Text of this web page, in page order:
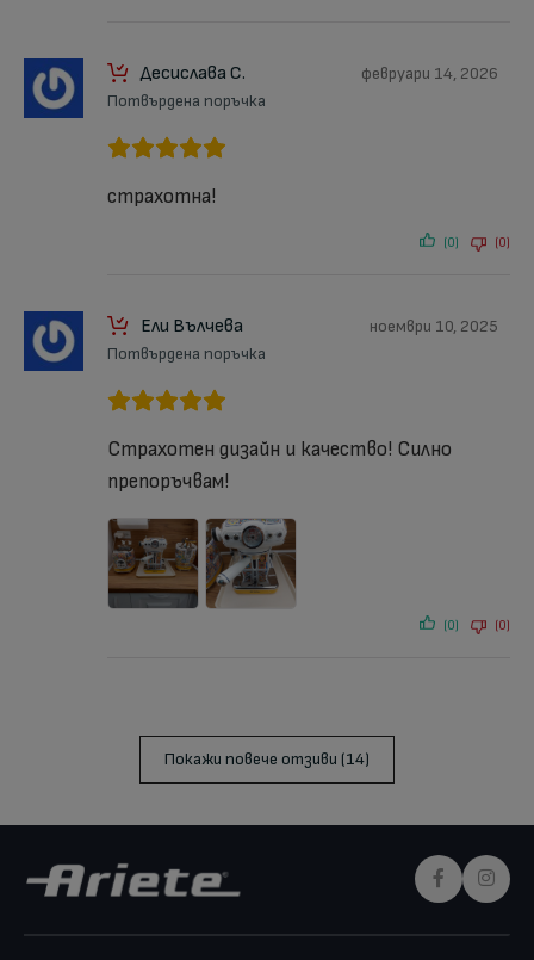
Десислава С.
Потвърдена поръчка
февруари 14, 2026
страхотна!
(0) (0)
Ели Вълчева
Потвърдена поръчка
ноември 10, 2025
Страхотен дизайн и качество! Силно
препоръчвам!
(0) (0)
Покажи повече отзиви (14)